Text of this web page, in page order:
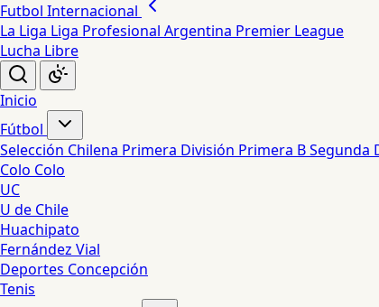
Futbol Internacional
La Liga Liga Profesional Argentina Premier League
Lucha Libre
Inicio
Fútbol
Selección Chilena Primera División Primera BSegunda
Colo Colo
UC
U de Chile
Huachipato
Fernández Vial
Deportes Concepción
Tenis